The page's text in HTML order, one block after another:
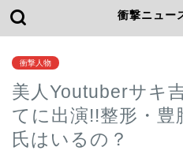
衝撃ニュー
衝撃人物
美人Youtuberサキ
てに出演!!整形・
氏はいるの？